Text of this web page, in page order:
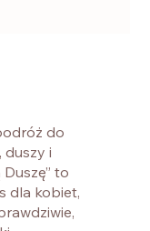
do
duszy i
to
dla kobiet,